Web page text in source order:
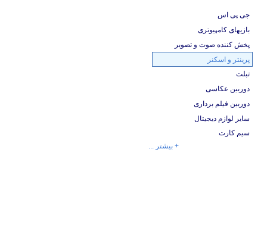
جی پی اس
بازیهای کامپیوتری
پخش کننده صوت و تصویر
پرینتر و اسکنر
تبلت
دوربین عکاسی
دوربین فیلم برداری
سایر لوازم دیجیتال
سیم کارت
+ بیشتر ...